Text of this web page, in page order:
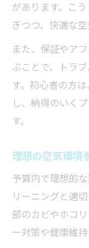
があります。こ
ぎつつ、快適な
また、保証やア
ぶことで、トラ
す。初心者の方
し、納得のいく
す。
理想の空気環境
予算内で理想的
リーニングと適
部のカビやホコ
ー対策や健康維持